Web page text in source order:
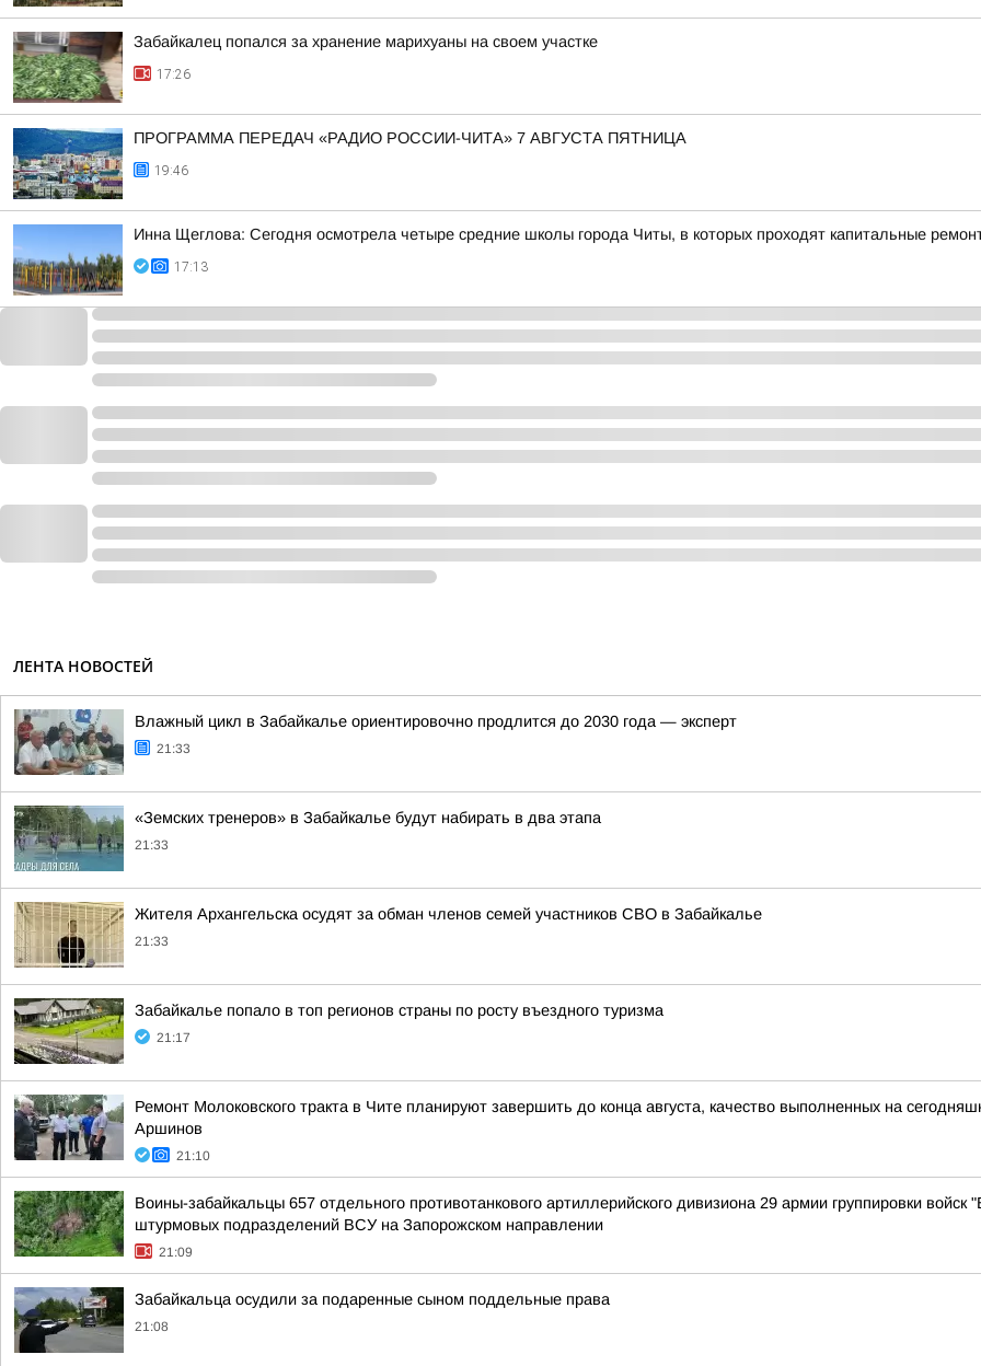
Забайкалец попался за хранение марихуаны на своем участке
17:26
ПРОГРАММА ПЕРЕДАЧ «РАДИО РОССИИ-ЧИТА» 7 АВГУСТА ПЯТНИЦА
19:46
Инна Щеглова: Сегодня осмотрела четыре средние школы города Читы, в которых проходят капитальные
17:13
ЛЕНТА НОВОСТЕЙ
Влажный цикл в Забайкалье ориентировочно продлится до 2030 года — эксперт
21:33
«Земских тренеров» в Забайкалье будут набирать в два этапа
21:33
Жителя Архангельска осудят за обман членов семей участников СВО в Забайкалье
21:33
Забайкалье попало в топ регионов страны по росту въездного туризма
21:17
Ремонт Молоковского тракта в Чите планируют завершить до конца августа, качество выполненных на
Аршинов
21:10
Воины-забайкальцы 657 отдельного противотанкового артиллерийского дивизиона 29 армии группировки
штурмовых подразделений ВСУ на Запорожском направлении
21:09
Забайкальца осудили за подаренные сыном поддельные права
21:08